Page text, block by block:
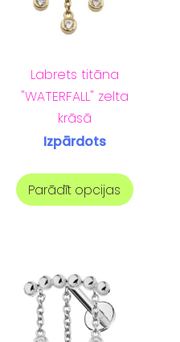
Labrets titāna
"WATERFALL" zelta
krāsā
Izpārdots
Parādīt opcijas